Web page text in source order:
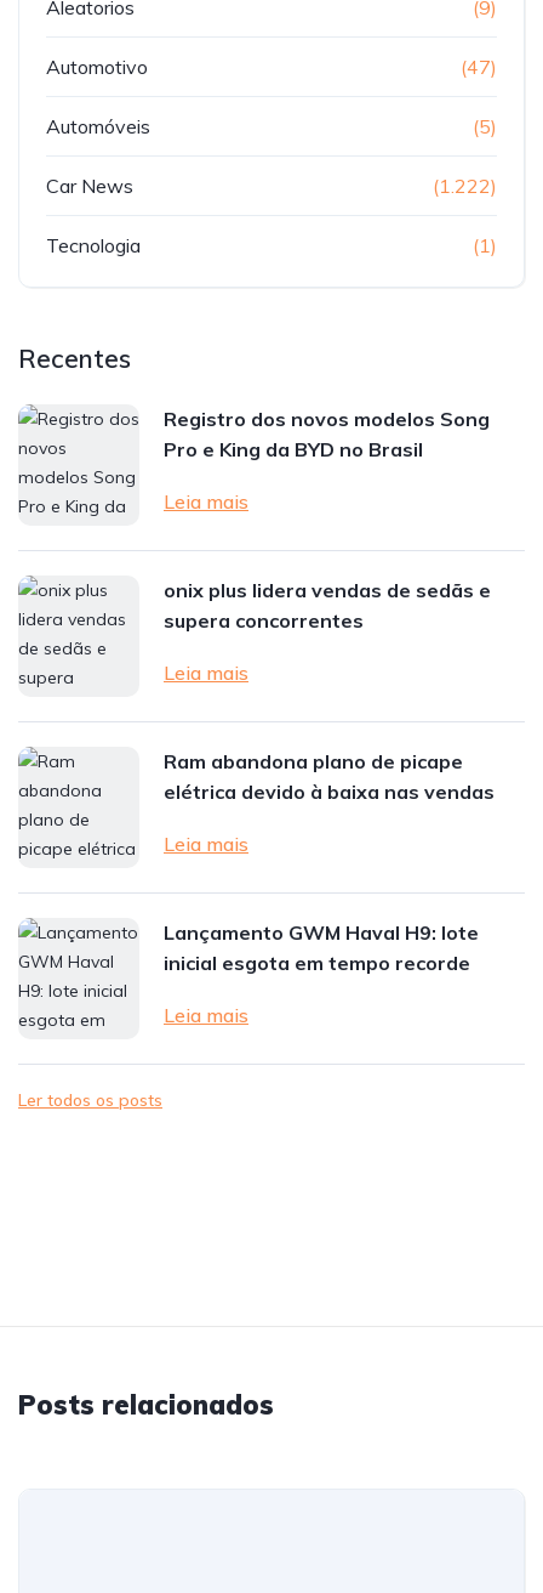
Aleatorios (9)
Automotivo (47)
Automóveis (5)
Car News (1.222)
Tecnologia (1)
Recentes
Registro dos novos modelos Song
Pro e King da BYD no Brasil
Leia mais
onix plus lidera vendas de sedãs e
supera concorrentes
Leia mais
Ram abandona plano de picape
elétrica devido à baixa nas vendas
Leia mais
Lançamento GWM Haval H9: lote
inicial esgota em tempo recorde
Leia mais
Ler todos os posts
Posts relacionados